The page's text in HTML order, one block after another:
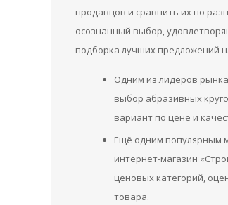
продавцов и сравнить их по
осознанный выбор,
подборка лучших предложений
Одним из лидеров
выбор абразивных
вариант по цене и
Ещё одним популярным
интернет-магазин
ценовых категорий,
товара.